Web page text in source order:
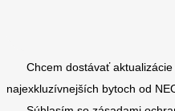
Chcem dostávať
najexkluzívnejších bytoch od